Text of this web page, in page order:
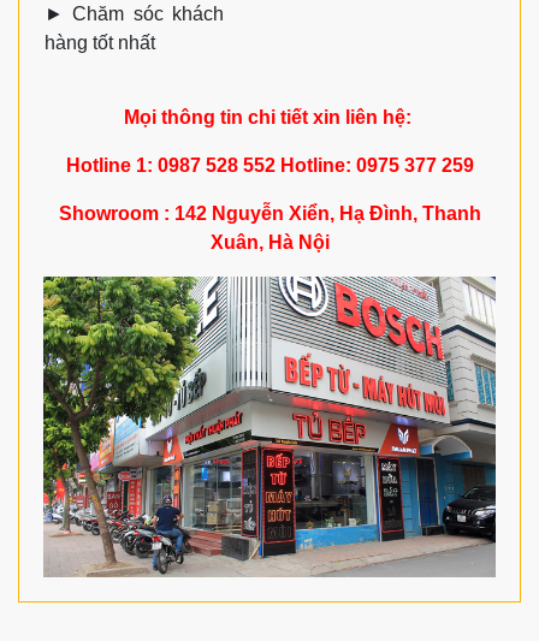
►Chăm sóc khách
hàng tốt nhất
Mọi thông tin chi tiết xin liên hệ:
Hotline 1: 0987 528 552 Hotline: 0975 377 259
Showroom : 142 Nguyễn Xiển, Hạ Đình, Thanh
Xuân, Hà Nội